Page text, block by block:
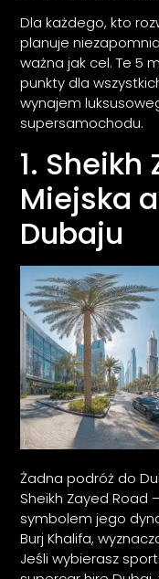
Dla każdego, kto
planuje
ważna jak cel. Te 5
punkty dla
wynajem
supersamochodu.
1. Sheikh
Miejska
Dubaju
Żadna podróż do
Sheikh Zayed Road
symbolem jego
Burj Khalifa,
Jeśli wybierasz